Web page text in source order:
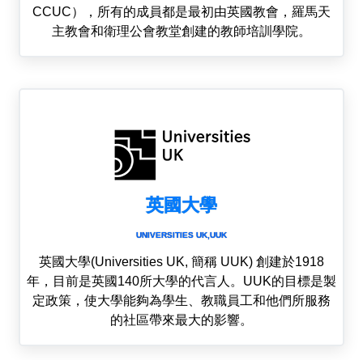
CCUC），所有的成員都是最初由英國教會，羅馬天
主教會和衛理公會教堂創建的教師培訓學院。
英國大學
UNIVERSITIES UK,UUK
英國大學(Universities UK, 簡稱 UUK) 創建於1918
年，目前是英國140所大學的代言人。UUK的目標是製
定政策，使大學能夠為學生、教職員工和他們所服務
的社區帶來最大的影響。